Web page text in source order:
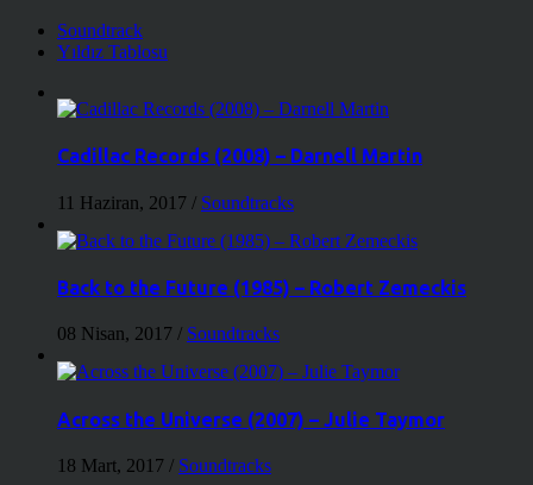
Soundtrack
Yıldız Tablosu
Cadillac Records (2008) – Darnell Martin
11 Haziran, 2017 / Soundtracks
Back to the Future (1985) – Robert Zemeckis
08 Nisan, 2017 / Soundtracks
Across the Universe (2007) – Julie Taymor
18 Mart, 2017 / Soundtracks